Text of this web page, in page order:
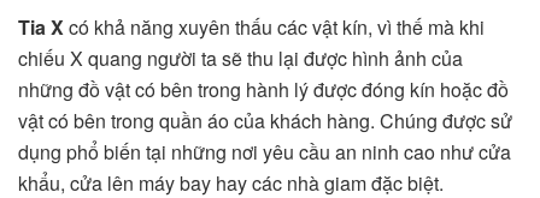
Tia X có khả năng xuyên thấu các vật kín, vì thế mà khi
chiếu X quang người ta sẽ thu lại được hình ảnh của
những đồ vật có bên trong hành lý được đóng kín hoặc đồ
vật có bên trong quần áo của khách hàng. Chúng được sử
dụng phổ biến tại những nơi yêu cầu an ninh cao như cửa
khẩu, cửa lên máy bay hay các nhà giam đặc biệt.